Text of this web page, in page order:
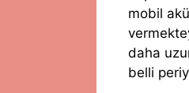
mobil
daha
belli